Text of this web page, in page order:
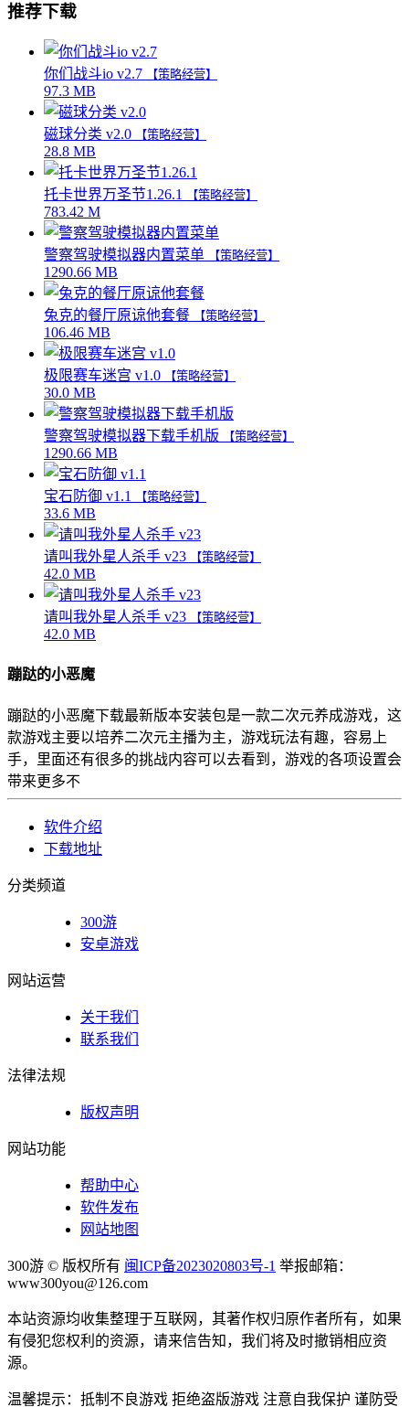
推荐下载
你们战斗io v2.7 【策略经营】
97.3 MB
磁球分类 v2.0 【策略经营】
28.8 MB
托卡世界万圣节1.26.1 【策略经营】
783.42 M
警察驾驶模拟器内置菜单 【策略经营】
1290.66 MB
兔克的餐厅原谅他套餐 【策略经营】
106.46 MB
极限赛车迷宫 v1.0 【策略经营】
30.0 MB
警察驾驶模拟器下载手机版 【策略经营】
1290.66 MB
宝石防御 v1.1 【策略经营】
33.6 MB
请叫我外星人杀手 v23 【策略经营】
42.0 MB
请叫我外星人杀手 v23 【策略经营】
42.0 MB
蹦跶的小恶魔
蹦跶的小恶魔下载最新版本安装包是一款二次元养成游戏，这
款游戏主要以培养二次元主播为主，游戏玩法有趣，容易上
手，里面还有很多的挑战内容可以去看到，游戏的各项设置会
带来更多不
软件介绍
下载地址
分类频道
300游
安卓游戏
网站运营
关于我们
联系我们
法律法规
版权声明
网站功能
帮助中心
软件发布
网站地图
300游 © 版权所有 闽ICP备2023020803号-1 举报邮箱：
www300you@126.com
本站资源均收集整理于互联网，其著作权归原作者所有，如果
有侵犯您权利的资源，请来信告知，我们将及时撤销相应资
源。
温馨提示：抵制不良游戏 拒绝盗版游戏 注意自我保护 谨防受